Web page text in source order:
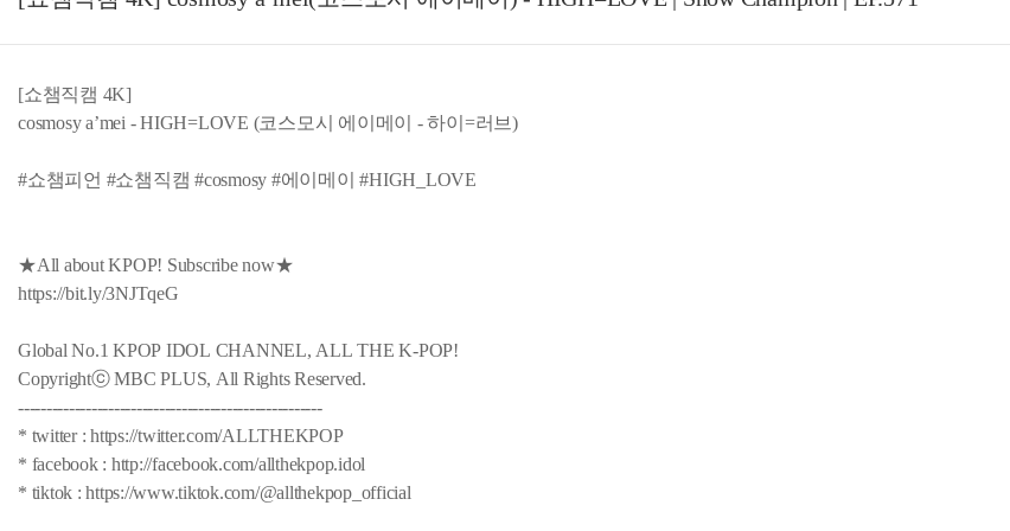
[쇼챔직캠 4K]
cosmosy a’mei - HIGH=LOVE (코스모시 에이메이 - 하이=러브)
#쇼챔피언 #쇼챔직캠 #cosmosy #에이메이 #HIGH_LOVE
★All about KPOP! Subscribe now★
https://bit.ly/3NJTqeG
Global No.1 KPOP IDOL CHANNEL, ALL THE K-POP!
Copyrightⓒ MBC PLUS, All Rights Reserved.
------------------------------------------------------
* twitter : https://twitter.com/ALLTHEKPOP
* facebook : http://facebook.com/allthekpop.idol
* tiktok : https://www.tiktok.com/@allthekpop_official